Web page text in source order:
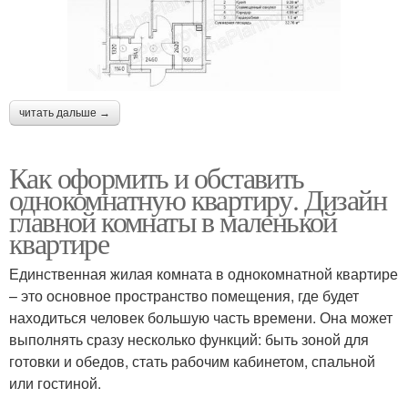
читать дальше →
Как оформить и обставить
однокомнатную квартиру. Дизайн
главной комнаты в маленькой
квартире
Единственная жилая комната в однокомнатной квартире
– это основное пространство помещения, где будет
находиться человек большую часть времени. Она может
выполнять сразу несколько функций: быть зоной для
готовки и обедов, стать рабочим кабинетом, спальной
или гостиной.